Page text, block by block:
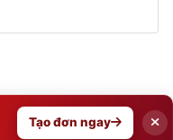
Tạo đơn ngay